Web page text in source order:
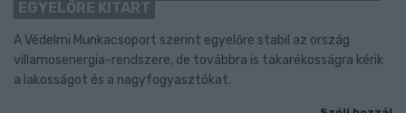
EGYELŐRE KITART
A Védelmi Munkacsoport szerint egyelőre stabil az ország
villamosenergia-rendszere, de továbbra is takarékosságra kérik
a lakosságot és a nagyfogyasztókat.